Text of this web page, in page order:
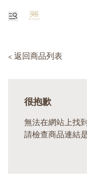
< 返回商品列表
很抱歉
無法在網站上找
請檢查商品連結